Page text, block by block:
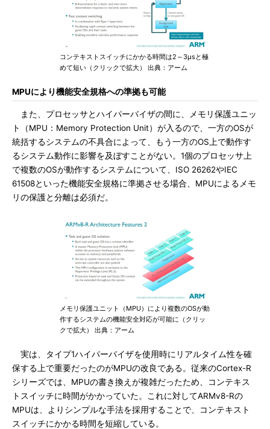
コンテキストスイッチにかかる時間は2～3μsと極
めて短い（クリックで拡大） 出典：アーム
MPUにより機能安全規格への準拠も可能
また、プロセッサとハイパーバイザの間に、メモリ保護ユニッ
ト（MPU：Memory Protection Unit）が入るので、一方のOSが
統括するシステムの不具合によって、もう一方のOS上で動作す
るシステム動作に影響を及ぼすことがない。1個のプロセッサ上
で複数のOSが動作するシステムについて、ISO 26262やIEC
61508といった機能安全規格に準拠させる場合、MPUによるメモ
リの保護と分離は必須だ。
メモリ保護ユニット（MPU）により複数のOSが動
作するシステムの機能安全対応が可能に（クリッ
クで拡大） 出典：アーム
実は、タイプ1ハイパーバイザを使用時にリアルタイム性を確
保する上で重要だったのがMPUの改良である。従来のCortex-R
シリーズでは、MPUの書き換えが複雑だったため、コンテキス
トスイッチに時間がかかっていた。これに対してARMv8-Rの
MPUは、よりシンプルな手法を採用することで、コンテキスト
スイッチにかかる時間を短縮している。